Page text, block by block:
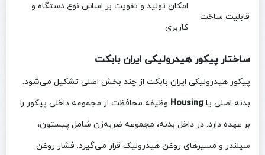
قابلیت ساخت
امکان تولید و تقویت بر اساس نوع دستگاه و
کاربری
ساختار پیکور هیدرولیکی ایران بابکت
پیکور هیدرولیکی ایران بابکت از چند بخش اصلی تشکیل می‌شود.
بدنه اصلی یا Housing وظیفه محافظت از مجموعه داخلی پیکور را
بر عهده دارد. در داخل بدنه، مجموعه ضربه‌زن شامل پیستون،
سیلندر و مسیرهای روغن هیدرولیک قرار می‌گیرد. فشار روغن